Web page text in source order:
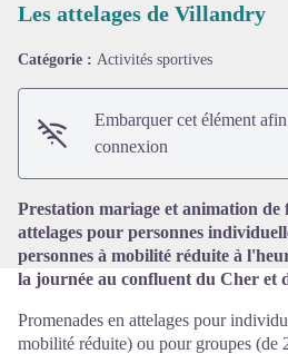
Voir
Les attelages de Villandry
Catégorie : Activités sportives
Embarquer cet élément
connexion
Prestation mariage et animation de
attelages pour personnes
personnes à mobilité réduite à
la journée au confluent du Cher et
Promenades en attelages pour
mobilité réduite) ou pour groupes (de